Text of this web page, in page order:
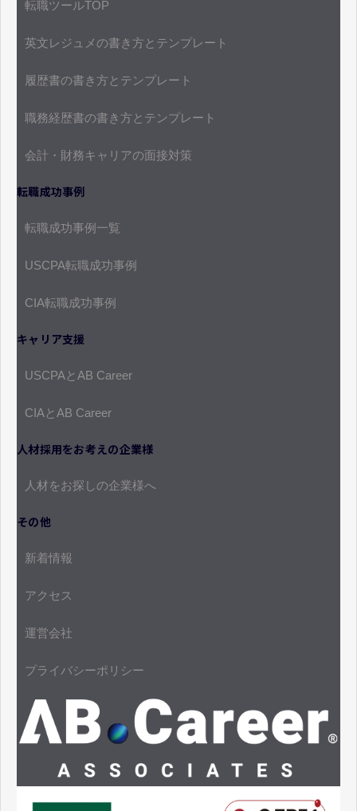
転職ツールTOP
英文レジュメの書き方とテンプレート
履歴書の書き方とテンプレート
職務経歴書の書き方とテンプレート
会計・財務キャリアの面接対策
転職成功事例
転職成功事例一覧
USCPA転職成功事例
CIA転職成功事例
キャリア支援
USCPAとAB Career
CIAとAB Career
人材採用をお考えの企業様
人材をお探しの企業様へ
その他
新着情報
アクセス
運営会社
プライバシーポリシー